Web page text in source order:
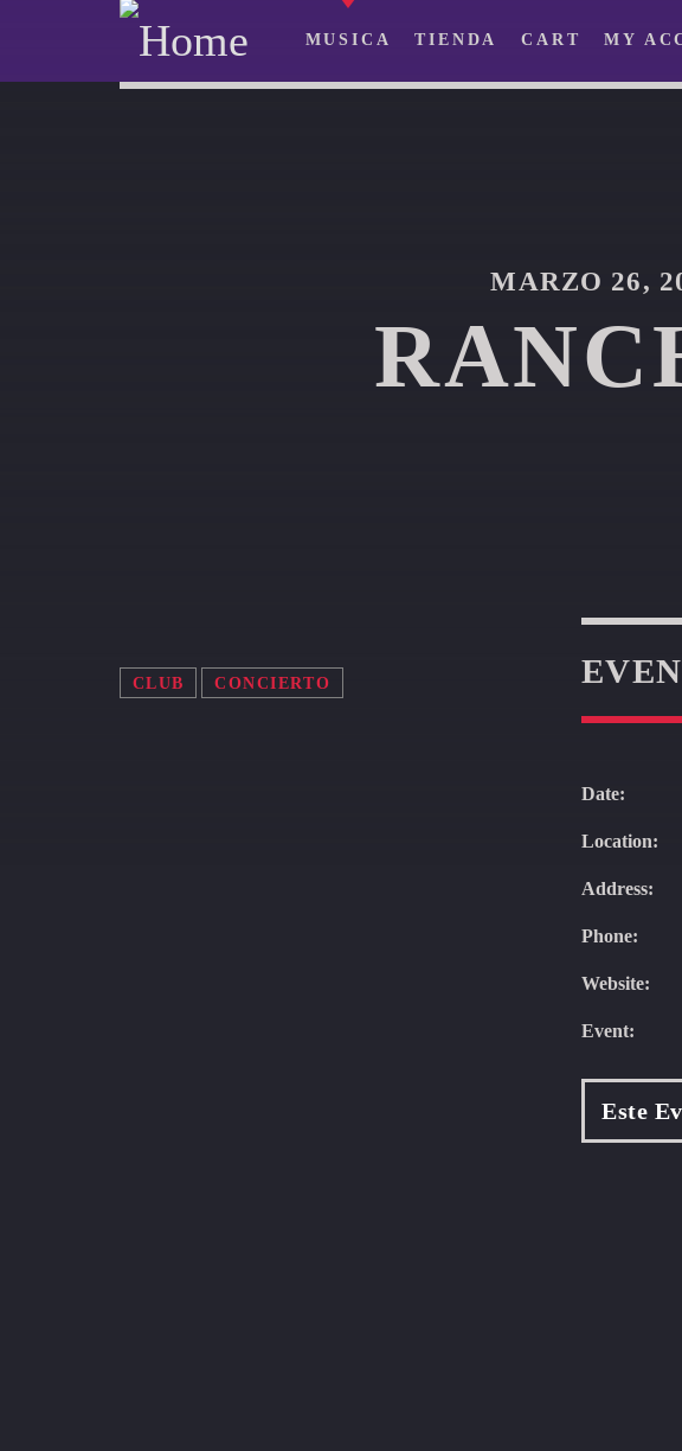
MUSICA TIENDA CART MY
MARZO 26,
CLUB CONCIERTO
Date:
Location:
Address:
Phone:
Website:
Event:
Este